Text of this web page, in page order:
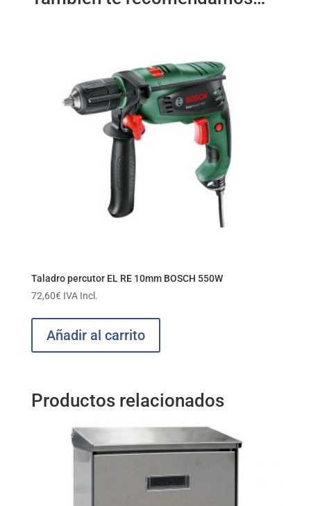
Taladro percutor EL RE 10mm BOSCH 550W
72,60€ IVA Incl.
Añadir al carrito
Productos relacionados